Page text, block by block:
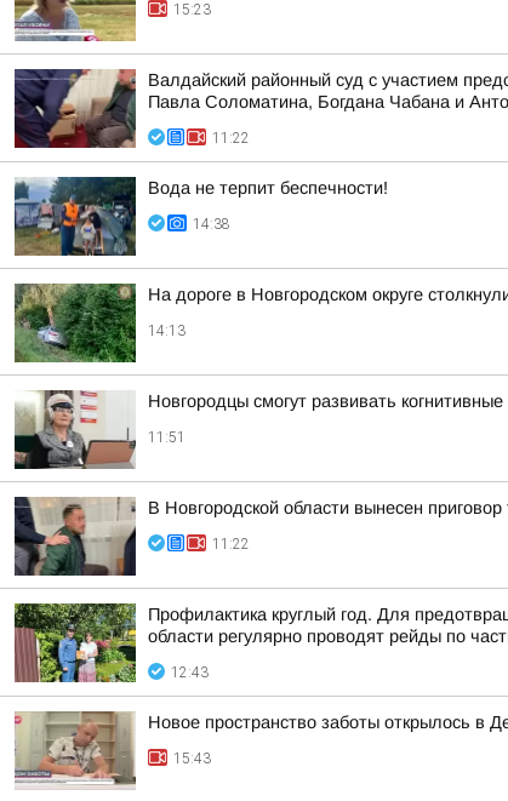
15:23
Валдайский районный суд с участием
Павла Соломатина, Богдана Чабана и
11:22
Вода не терпит беспечности!
14:38
На дороге в Новгородском округе
14:13
Новгородцы смогут развивать
11:51
В Новгородской области вынесен
11:22
Профилактика круглый год. Для
области регулярно проводят рейды по
12:43
Новое пространство заботы открылось в
15:43